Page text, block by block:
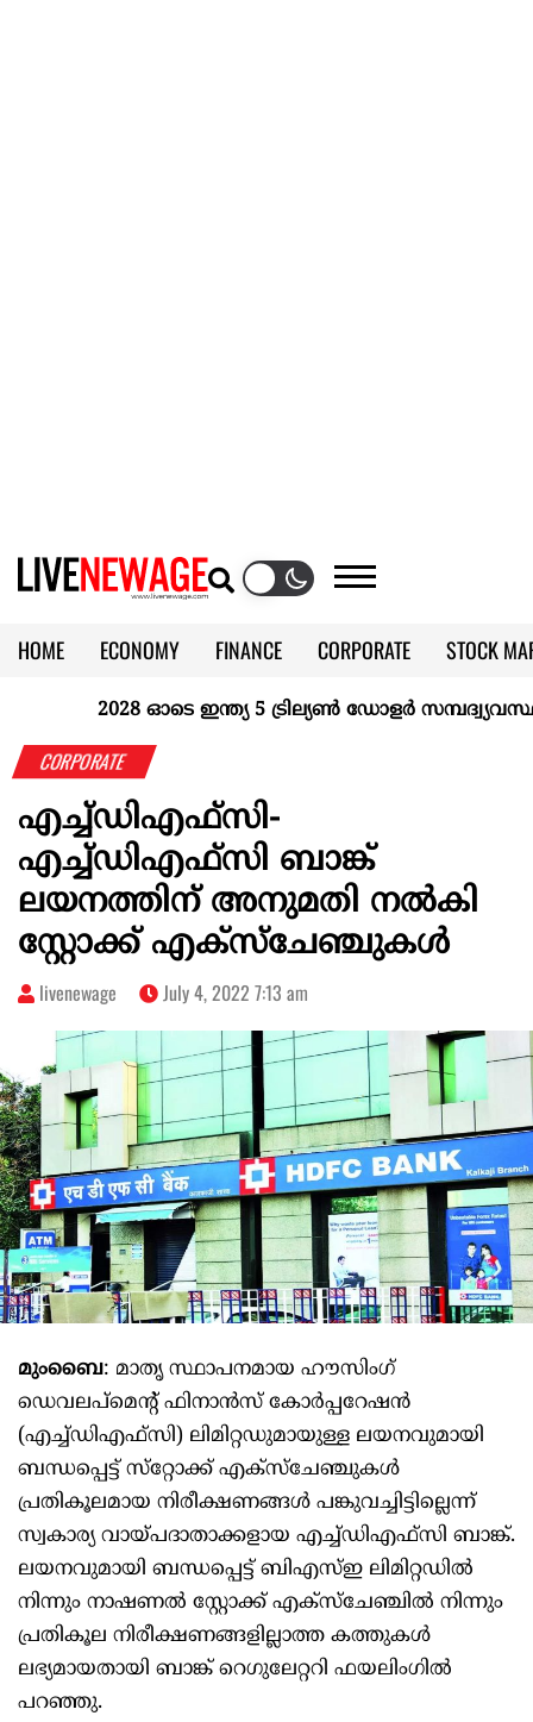
HOME ECONOMY FINANCE CORPORATE
STOCK
CALENDAR
KERALA @70
2028 ഓടെ ഇന്ത്യ 5 ട്രില്യണ്‍ ഡോളര്‍
CORPORATE
എച്ച്ഡിഎഫ്‌സി-
എച്ച്ഡിഎഫ്‌സി ബാങ്ക്
ലയനത്തിന് അനുമതി നല്‍കി
സ്റ്റോക്ക് എക്‌സ്‌ചേഞ്ചുകള്‍
livenewage July 4, 2022 7:13 am
മുംബൈ: മാതൃ സ്ഥാപനമായ ഹൗസിംഗ്
ഡെവലപ്‌മെന്റ് ഫിനാന്‍സ് കോര്‍പ്പറേഷന്‍
(എച്ച്ഡിഎഫ്‌സി) ലിമിറ്റഡുമായുള്ള ലയനവുമായി
ബന്ധപ്പെട്ട് സ്‌റ്റോക്ക് എക്‌സ്‌ചേഞ്ചുകള്‍
പ്രതികൂലമായ നിരീക്ഷണങ്ങള്‍ പങ്കുവച്ചിട്ടില്ലെന്ന്
സ്വകാര്യ വായ്പദാതാക്കളായ എച്ച്ഡിഎഫ്‌സി ബാങ്ക്.
ലയനവുമായി ബന്ധപ്പെട്ട് ബിഎസ്ഇ ലിമിറ്റഡില്‍
നിന്നും നാഷണല്‍ സ്റ്റോക്ക് എക്‌സ്‌ചേഞ്ചില്‍ നിന്നും
പ്രതികൂല നിരീക്ഷണങ്ങളില്ലാത്ത കത്തുകള്‍
ലഭ്യമായതായി ബാങ്ക് റെഗുലേറ്ററി ഫയലിംഗില്‍
പറഞ്ഞു.